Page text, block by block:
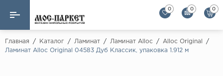
Назад Назад
0 0 0
Главная / Каталог / Ламинат / Ламинат Alloc / Alloc Original
/
Ламинат Alloc Original 04583 Дуб Классик, упаковка 1.912 м